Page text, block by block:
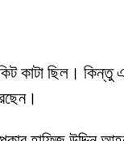
ছিল। কিন্তু এর